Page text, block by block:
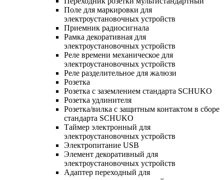
Поле для маркировки для
электроустановочных устройств
Приемник радиосигнала
Рамка декоративная для
электроустановочных устройств
Реле времени механическое для
электроустановочных устройств
Реле разделительное для жалюзи
Розетка
Розетка с заземлением стандарта SCHUKO
Розетка удлинителя
Розетка/вилка с защитным контактом в сборе
стандарта SCHUKO
Таймер электронный для
электроустановочных устройств
Электропитание USB
Элемент декоративный для
электроустановочных устройств
Адаптер переходный для